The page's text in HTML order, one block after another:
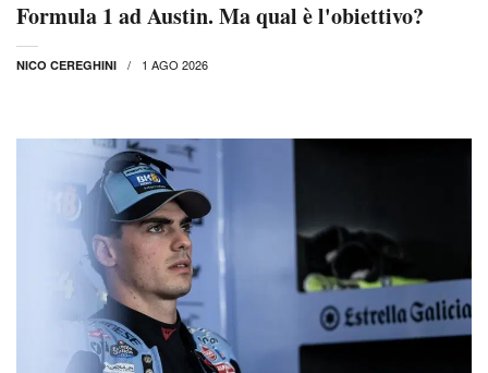
Formula 1 ad Austin. Ma qual è l'obiettivo?
NICO CEREGHINI 1 AGO 2026